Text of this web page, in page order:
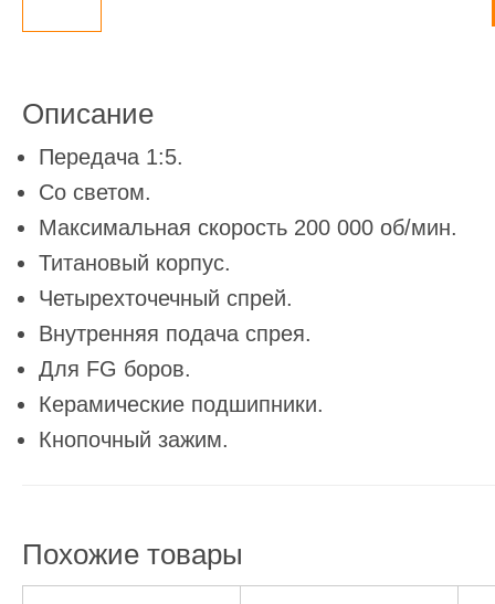
Описание
Передача 1:5.
Со светом.
Максимальная скорость 200 000 об/мин.
Титановый корпус.
Четырехточечный спрей.
Внутренняя подача спрея.
Для FG боров.
Керамические подшипники.
Кнопочный зажим.
Похожие товары